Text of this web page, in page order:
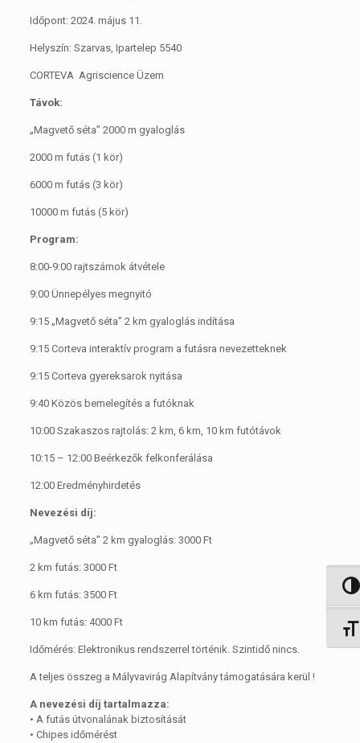
Időpont: 2024. május 11.
Helyszín: Szarvas, Ipartelep 5540
CORTEVA Agriscience Üzem
Távok:
„Magvető séta” 2000 m gyaloglás
2000 m futás (1 kör)
6000 m futás (3 kör)
10000 m futás (5 kör)
Program:
8:00-9:00 rajtszámok átvétele
9:00 Ünnepélyes megnyitó
9:15 „Magvető séta” 2 km gyaloglás indítása
9:15 Corteva interaktív program a futásra nevezetteknek
9:15 Corteva gyereksarok nyitása
9:40 Közös bemelegítés a futóknak
10:00 Szakaszos rajtolás: 2 km, 6 km, 10 km futótávok
10:15 – 12:00 Beérkezők felkonferálása
12:00 Eredményhirdetés
Nevezési díj:
„Magvető séta” 2 km gyaloglás: 3000 Ft
2 km futás: 3000 Ft
6 km futás: 3500 Ft
10 km futás: 4000 Ft
Időmérés: Elektronikus rendszerrel történik. Szintidő nincs.
A teljes összeg a Mályvavirág Alapítvány támogatására kerül !
A nevezési díj tartalmazza:
• A futás útvonalának biztosítását
• Chipes időmérést